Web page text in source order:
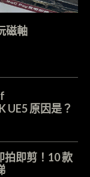
磁軸
原因是？
拍即剪！10 款